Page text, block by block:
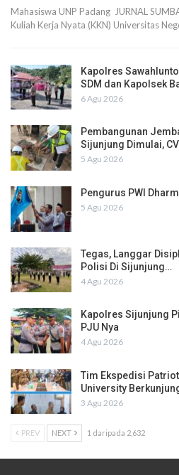
Mahasiswa UNP Padang JURNAL
Kuliah Kerja Nyata (KKN) Universitas
Kapolres
SDM dan Kapolsek
6 Agu 2026
Pembangunan
Sijunjung Dimulai,
5 Agu 2026
Pengurus PWI
5 Agu 2026
Tegas, Langgar
Polisi Di Sijunjung…
4 Agu 2026
Kapolres Sijunjung
PJU Nya
4 Agu 2026
Tim Ekspedisi
University
3 Agu 2026
PREV NEXT 1 daripada 2,632